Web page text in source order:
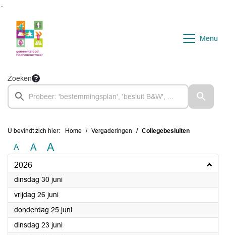
Menu
Zoeken
U bevindt zich hier: Home Vergaderingen Collegebesluiten
A A A
2026
dinsdag 30 juni2026
vrijdag 26 juni2026
donderdag 25 juni2026
dinsdag 23 juni2026